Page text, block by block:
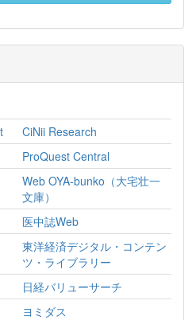
CiNii Research
ProQuest Central
Web OYA-bunko（大宅壮一
文庫）
医中誌Web
東洋経済デジタル・コンテン
ツ・ライブラリー
日経バリューサーチ
ヨミダス